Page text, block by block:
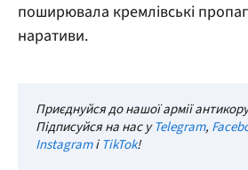
поширювала кремлівські
наративи.
Приєднуйся до нашої армії
Підписуйся на нас уTelegram,
InstagramіTikTok!